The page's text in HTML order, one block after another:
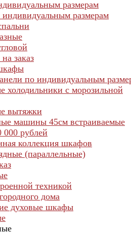
размерам
размерам
заказ
по индивидуальным
холодильники с морозильной
вытяжки
машины 45см встраиваемые
000 рублей
коллекция шкафов
(параллельные)
техникой
дома
духовые шкафы